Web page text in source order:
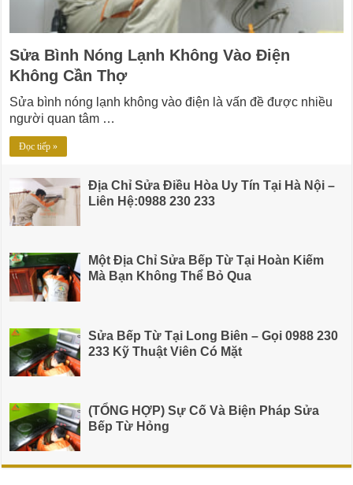
Sửa Bình Nóng Lạnh Không Vào Điện
Không Cần Thợ
Sửa bình nóng lạnh không vào điện là vấn đề được nhiều
người quan tâm …
Đọc tiếp »
Địa Chỉ Sửa Điều Hòa Uy Tín Tại Hà Nội –
Liên Hệ:0988 230 233
Một Địa Chỉ Sửa Bếp Từ Tại Hoàn Kiếm
Mà Bạn Không Thể Bỏ Qua
Sửa Bếp Từ Tại Long Biên – Gọi 0988 230
233 Kỹ Thuật Viên Có Mặt
(TỔNG HỢP) Sự Cố Và Biện Pháp Sửa
Bếp Từ Hỏng